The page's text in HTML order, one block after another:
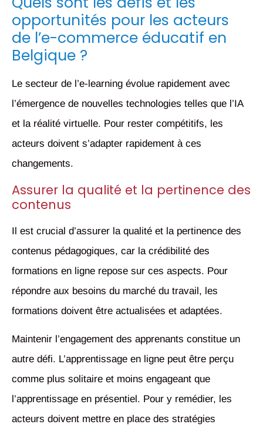
opportunités pour les acteurs
de l’e-commerce éducatif en
Belgique ?
Le secteur de l’e-learning évolue rapidement avec
l’émergence de nouvelles technologies telles que l’IA
et la réalité virtuelle. Pour rester compétitifs, les
acteurs doivent s’adapter rapidement à ces
changements.
Assurer la qualité et la pertinence des
contenus
Il est crucial d’assurer la qualité et la pertinence des
contenus pédagogiques, car la crédibilité des
formations en ligne repose sur ces aspects. Pour
répondre aux besoins du marché du travail, les
formations doivent être actualisées et adaptées.
Maintenir l’engagement des apprenants constitue un
autre défi. L’apprentissage en ligne peut être perçu
comme plus solitaire et moins engageant que
l’apprentissage en présentiel. Pour y remédier, les
acteurs doivent mettre en place des stratégies